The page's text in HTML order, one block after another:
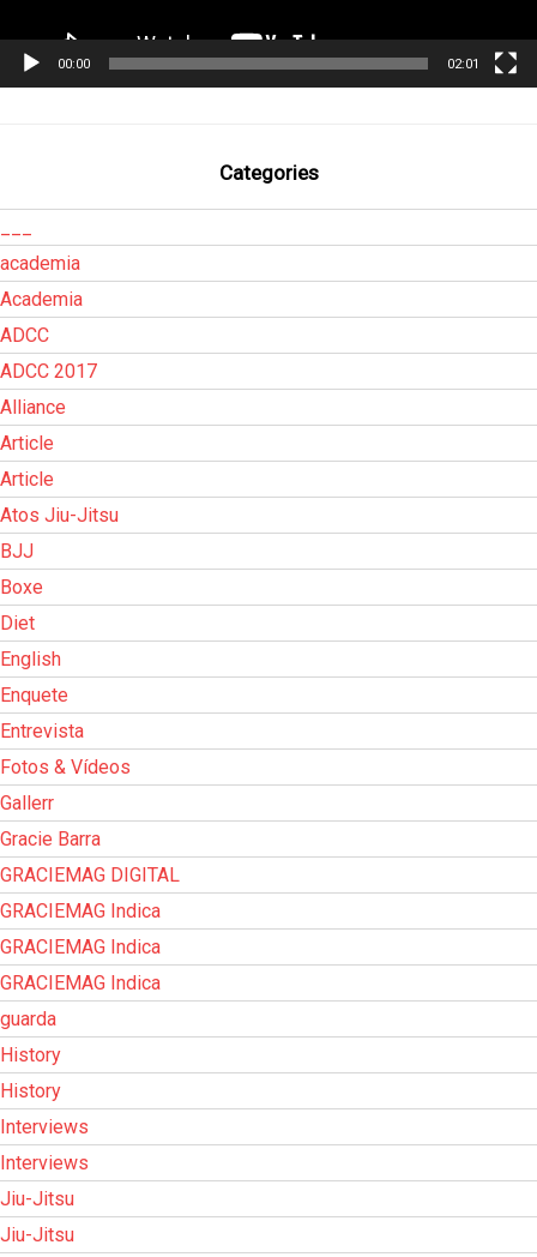
00:00 02:01
Categories
academia
Academia
ADCC
ADCC 2017
Alliance
Article
Article
Atos Jiu-Jitsu
BJJ
Boxe
Diet
English
Enquete
Entrevista
Fotos & Vídeos
Gallerr
Gracie Barra
GRACIEMAG DIGITAL
GRACIEMAG Indica
GRACIEMAG Indica
GRACIEMAG Indica
guarda
History
History
Interviews
Interviews
Jiu-Jitsu
Jiu-Jitsu